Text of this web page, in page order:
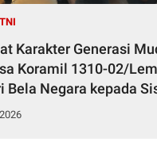
Karakter Generasi
Koramil 1310-02/
Bela Negara kepada
3 Bitung dalam